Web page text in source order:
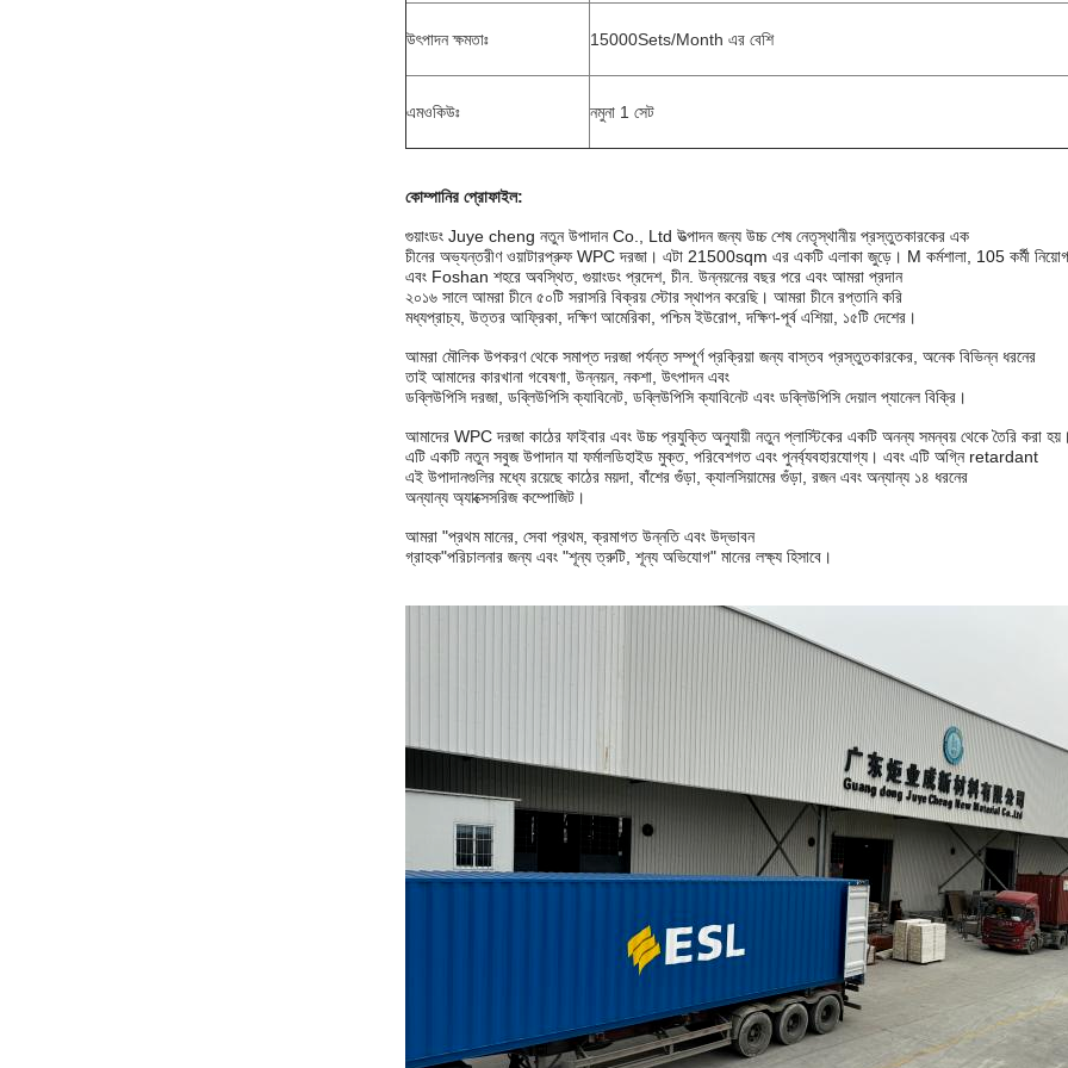
উৎপাদন ক্ষমতাঃ 15000Sets/Month এর বেশি
এমওকিউঃ নমুনা 1 সেট
কোম্পানির প্রোফাইল:
গুয়াংডং Juye cheng নতুন উপাদান Co., Ltd উত্পাদন জন্য উচ্চ শেষ নেতৃস্থানীয় প্রস্তুতকারকের এক
চীনের অভ্যন্তরীণ ওয়াটারপ্রুফ WPC দরজা। এটা 21500sqm এর একটি এলাকা জুড়ে। M কর্মশালা, 105 কর্মী
এবং Foshan শহরে অবস্থিত, গুয়াংডং প্রদেশ, চীন. উন্নয়নের বছর পরে এবং আমরা প্রদান
২০১৬ সালে আমরা চীনে ৫০টি সরাসরি বিক্রয় স্টোর স্থাপন করেছি। আমরা চীনে রপ্তানি করি
মধ্যপ্রাচ্য, উত্তর আফ্রিকা, দক্ষিণ আমেরিকা, পশ্চিম ইউরোপ, দক্ষিণ-পূর্ব এশিয়া, ১৫টি দেশের।
আমরা মৌলিক উপকরণ থেকে সমাপ্ত দরজা পর্যন্ত সম্পূর্ণ প্রক্রিয়া জন্য বাস্তব প্রস্তুতকারকের, অনেক বিভিন্ন ধরনের
তাই আমাদের কারখানা গবেষণা, উন্নয়ন, নকশা, উৎপাদন এবং
ডব্লিউপিসি দরজা, ডব্লিউপিসি ক্যাবিনেট, ডব্লিউপিসি ক্যাবিনেট এবং ডব্লিউপিসি দেয়াল প্যানেল বিক্রি।
আমাদের WPC দরজা কাঠের ফাইবার এবং উচ্চ প্রযুক্তি অনুযায়ী নতুন প্লাস্টিকের একটি অনন্য সমন্বয় থেকে তৈরি করা
এটি একটি নতুন সবুজ উপাদান যা ফর্মালডিহাইড মুক্ত, পরিবেশগত এবং পুনর্ব্যবহারযোগ্য। এবং এটি অগ্নি retardant
এই উপাদানগুলির মধ্যে রয়েছে কাঠের ময়দা, বাঁশের গুঁড়া, ক্যালসিয়ামের গুঁড়া, রজন এবং অন্যান্য ১৪ ধরনের
অন্যান্য অ্যাক্সেসরিজ কম্পোজিট।
আমরা "প্রথম মানের, সেবা প্রথম, ক্রমাগত উন্নতি এবং উদ্ভাবন
গ্রাহক"পরিচালনার জন্য এবং "শূন্য ত্রুটি, শূন্য অভিযোগ" মানের লক্ষ্য হিসাবে।